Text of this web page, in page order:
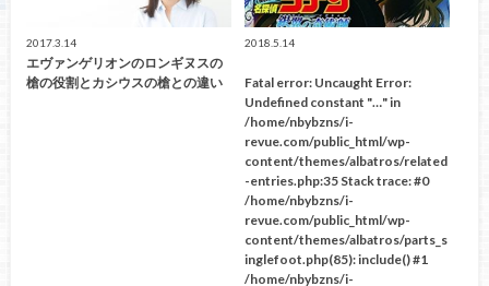
2017.3.14
エヴァンゲリオンのロンギヌスの
槍の役割とカシウスの槍との違い
2018.5.14
Fatal error: Uncaught Error:
Undefined constant "…" in
/home/nbybzns/i-
revue.com/public_html/wp-
content/themes/albatros/related
-entries.php:35 Stack trace: #0
/home/nbybzns/i-
revue.com/public_html/wp-
content/themes/albatros/parts_s
inglefoot.php(85): include() #1
/home/nbybzns/i-